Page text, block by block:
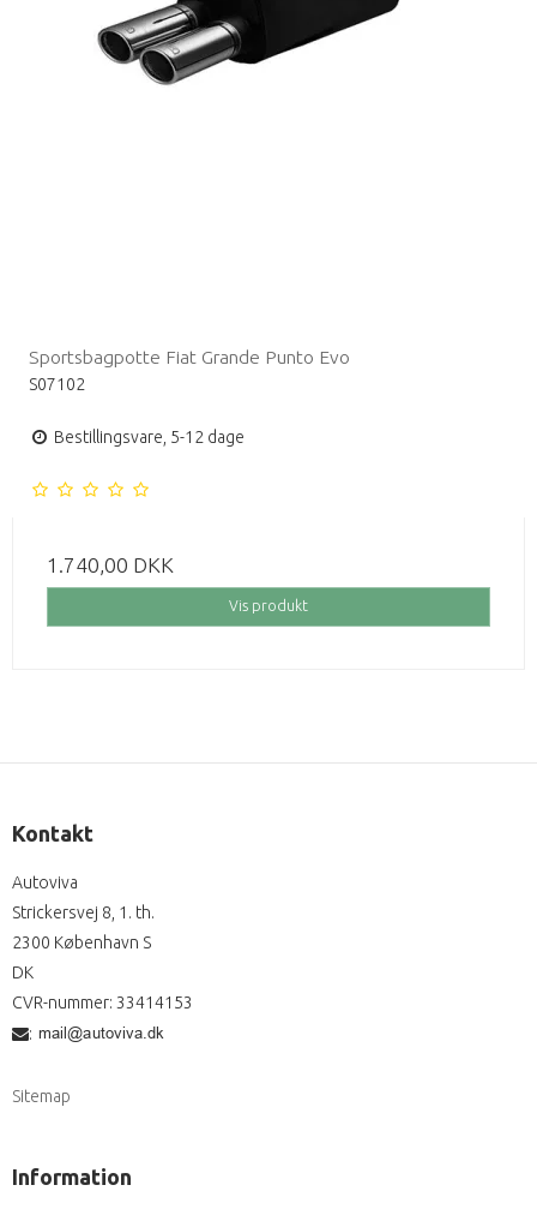
Sportsbagpotte Fiat Grande Punto Evo
S07102
Bestillingsvare, 5-12 dage
1.740,00 DKK
Vis produkt
Kontakt
Autoviva
Strickersvej 8, 1. th.
2300 København S
DK
CVR-nummer: 33414153
:
Sitemap
Information